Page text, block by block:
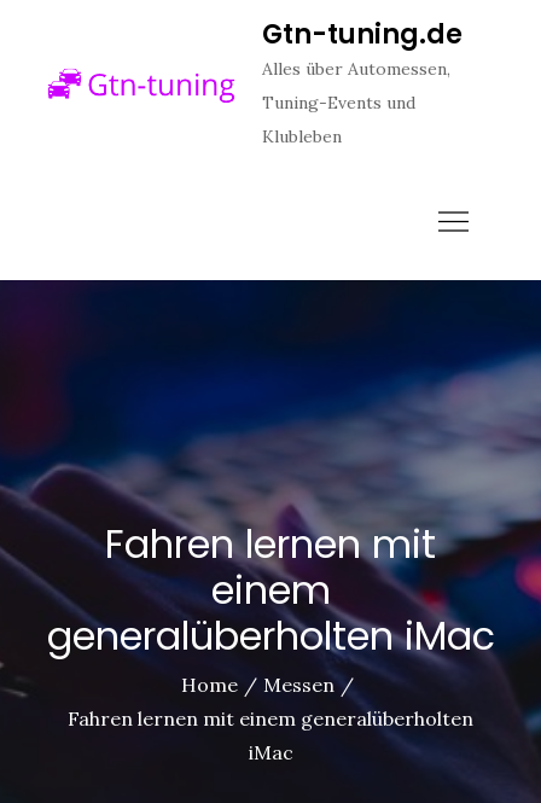
content
Gtn-tuning.de
Alles über Automessen,
Tuning-Events und
Klubleben
Fahren lernen mit
einem
generalüberholten iMac
Home
Messen
Fahren lernen mit einem generalüberholten
iMac